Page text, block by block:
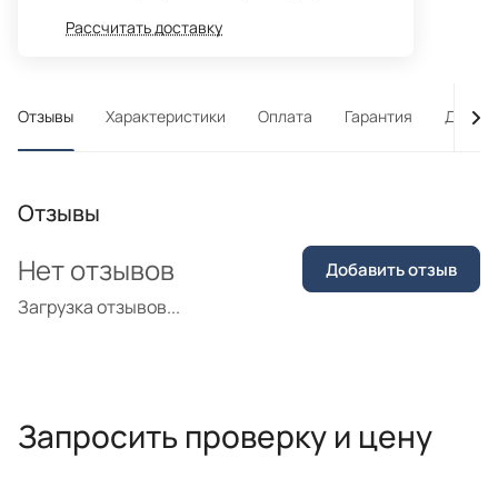
Рассчитать доставку
Отзывы Характеристики Оплата Гарантия
Отзывы
Загрузка отзывов...
Нет отзывов Добавить отзыв
Запросить проверку и цену